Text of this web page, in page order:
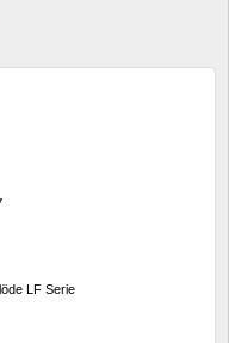
LF Serie